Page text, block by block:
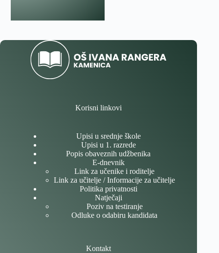
Korisni linkovi
Upisi u srednje škole
Upisi u 1. razrede
Popis obaveznih udžbenika
E-dnevnik
Link za učenike i roditelje
Link za učitelje / Informacije za učitelje
Politika privatnosti
Natječaji
Poziv na testiranje
Odluke o odabiru kandidata
Kontakt